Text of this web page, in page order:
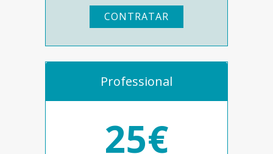
CONTRATAR
Professional
25€